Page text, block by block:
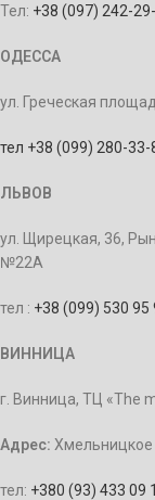
Тел: +38 (097) 242-
ОДЕССА
ул. Греческая
тел +38 (099) 280-33-
ЛЬВОВ
ул. Щирецкая, 36,
№22А
тел : +38 (099) 530 95
ВИННИЦА
г. Винница, ТЦ «The
Адрес: Хмельницкое
тел: +380 (93) 433 09